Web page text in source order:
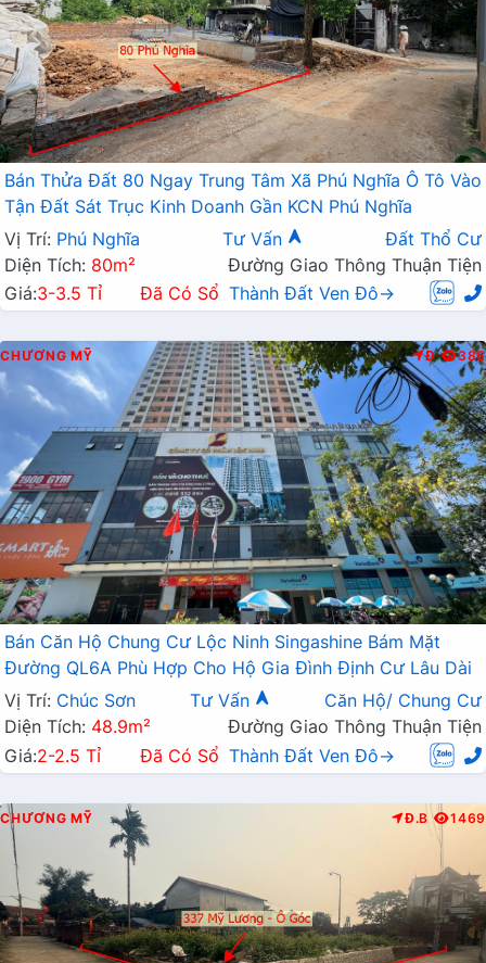
Bán Thửa Đất 80 Ngay Trung Tâm Xã Phú Nghĩa Ô Tô Vào
Tận Đất Sát Trục Kinh Doanh Gần KCN Phú Nghĩa
Vị Trí: Phú Nghĩa Tư Vấn
Đất Thổ Cư
Diện Tích: 80m²
Đường Giao Thông Thuận Tiện
Giá:3-3.5 Tỉ Đã Có Sổ Thành Đất Ven Đô→
CHƯƠNG MỸ Đ 385
Bán Căn Hộ Chung Cư Lộc Ninh Singashine Bám Mặt
Đường QL6A Phù Hợp Cho Hộ Gia Đình Định Cư Lâu Dài
Vị Trí: Chúc Sơn Tư Vấn
Căn Hộ/ Chung Cư
Diện Tích: 48.9m²
Đường Giao Thông Thuận Tiện
Giá:2-2.5 Tỉ Đã Có Sổ Thành Đất Ven Đô→
CHƯƠNG MỸ Đ.B 1469